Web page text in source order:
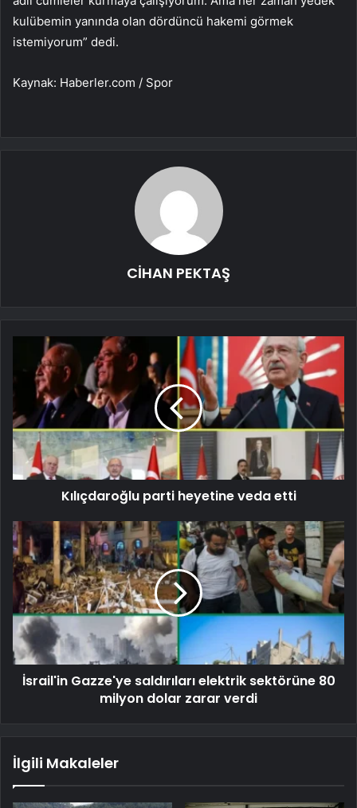
kulübemin yanında olan dördüncü hakemi görmek
istemiyorum” dedi.
Kaynak: Haberler.com / Spor
CİHAN PEKTAŞ
Kılıçdaroğlu parti heyetine veda etti
İsrail'in Gazze'ye saldırıları elektrik sektörüne 80
milyon dolar zarar verdi
İlgili Makaleler